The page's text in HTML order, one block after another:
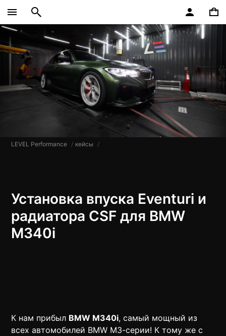
LEVEL Performance кейсы
Установка впуска Eventuri и
радиатора CSF для BMW
M340i
К нам прибыл BMW M340i, самый мощный из
всех автомобилей BMW M3-серии! К тому же с